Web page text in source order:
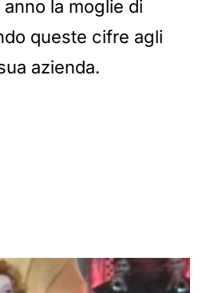
la moglie di
queste cifre agli
azienda.